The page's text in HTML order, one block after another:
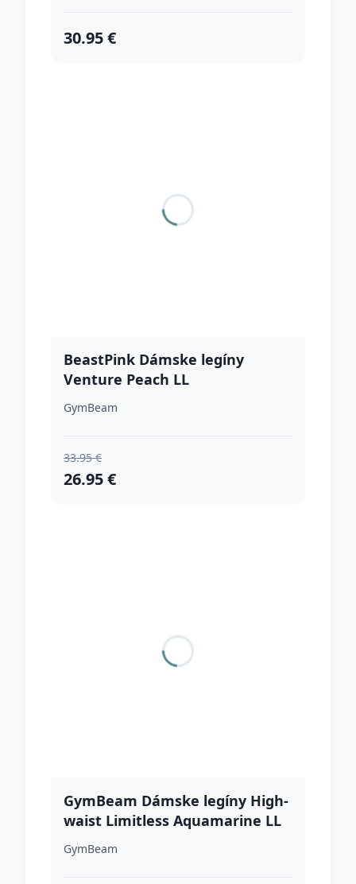
30.95 €
BeastPink Dámske legíny
Venture Peach LL
GymBeam
33.95 €
26.95 €
GymBeam Dámske legíny High-
waist Limitless Aquamarine LL
GymBeam